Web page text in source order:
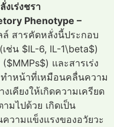
เร่งชรา
Phenotype –
สารคัดหลั่งนี้ประกอบ
ช่น $IL-6, IL-1\beta$)
และสารเร่ง
ำหน้าที่เหมือนคลื่นความ
เคียงให้เกิดความเครียด
มไปด้วย เกิดเป็น
วามแข็งแรงของอวัยวะ